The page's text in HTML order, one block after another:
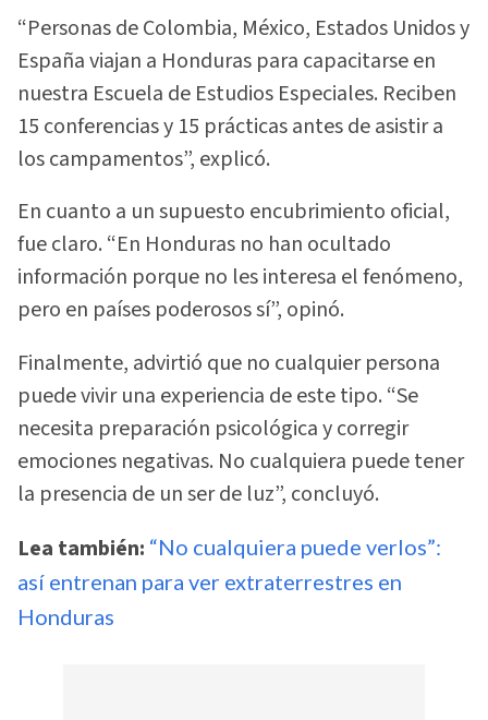
“Personas de Colombia, México, Estados Unidos y
España viajan a Honduras para capacitarse en
nuestra Escuela de Estudios Especiales. Reciben
15 conferencias y 15 prácticas antes de asistir a
los campamentos”, explicó.
En cuanto a un supuesto encubrimiento oficial,
fue claro. “En Honduras no han ocultado
información porque no les interesa el fenómeno,
pero en países poderosos sí”, opinó.
Finalmente, advirtió que no cualquier persona
puede vivir una experiencia de este tipo. “Se
necesita preparación psicológica y corregir
emociones negativas. No cualquiera puede tener
la presencia de un ser de luz”, concluyó.
Lea también: “No cualquiera puede verlos”:
así entrenan para ver extraterrestres en
Honduras